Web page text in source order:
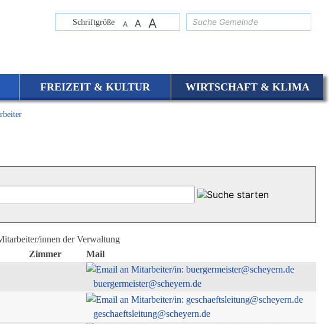
Schriftgröße A A A
FREIZEIT & KULTUR WIRTSCHAFT & KLIMA
innen der Verwaltung
Zimmer Mail
buergermeister@scheyern.de
geschaeftsleitung@scheyern.de